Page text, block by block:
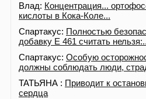
Влад: Концентрация...
кислоты в Кока-Коле...
Спартакус: Полностью
добавку Е 461 считать
Спартакус: Особую
должны соблюдать люди,
ТАТЬЯНА : Приводит к
сердца